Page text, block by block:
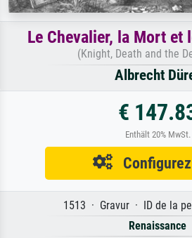
Le Chevalier, la Mort et
(Knight, Death and the
Albrecht
€
Enthält 20% MwSt.
1513 · Gravur · ID de la
Renaissance